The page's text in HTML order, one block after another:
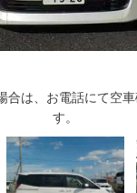
合は、お電話にて空
す。